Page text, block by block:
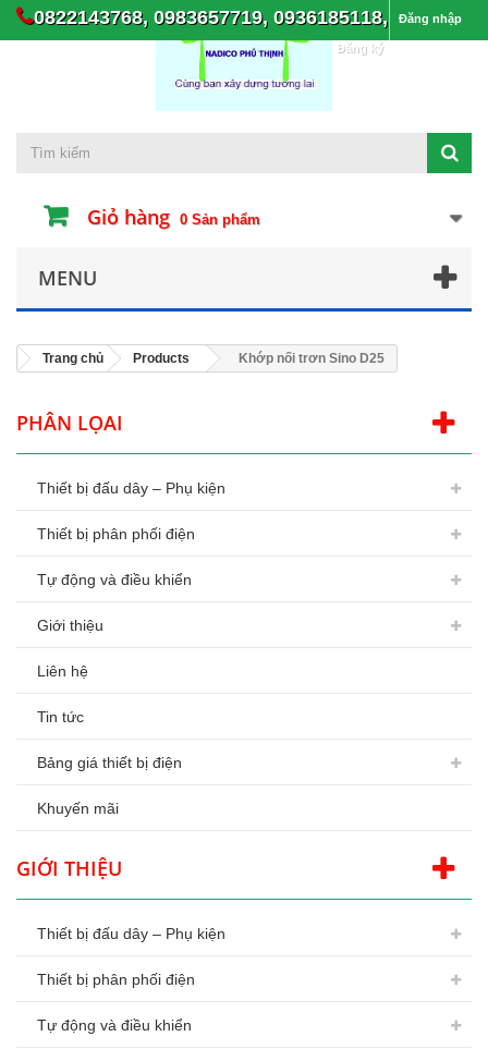
0822143768, 0983657719, 0936185118, Đăng nhập
Đăng ký
Giỏ hàng 0 Sản phẩm
MENU
Trang chủ Products Khớp nối trơn Sino D25
PHÂN LỌAI
Thiết bị đấu dây – Phụ kiện
Thiết bị phân phối điện
Tự động và điều khiển
Giới thiệu
Liên hệ
Tin tức
Bảng giá thiết bị điện
Khuyến mãi
GIỚI THIỆU
Thiết bị đấu dây – Phụ kiện
Thiết bị phân phối điện
Tự động và điều khiển